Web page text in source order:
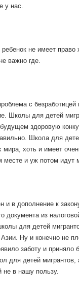
у нас.
ребенок не имеет
важно где.
с
Школы для детей
здоровую
Школа для
мира, хоть и имеет
месте и уж потом идут
и в дополнение к
документа из
для детей
Ну и конечно не
заботу и приняло
для детей
не в нашу пользу.